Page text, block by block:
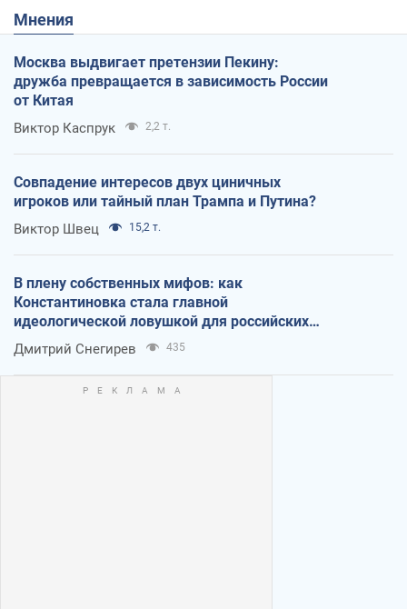
Мнения
Москва выдвигает претензии Пекину:
дружба превращается в зависимость России
от Китая
Виктор Каспрук 2,2 т.
Совпадение интересов двух циничных
игроков или тайный план Трампа и Путина?
Виктор Швец 15,2 т.
В плену собственных мифов: как
Константиновка стала главной
идеологической ловушкой для российских
оккупантов
Дмитрий Снегирев 435